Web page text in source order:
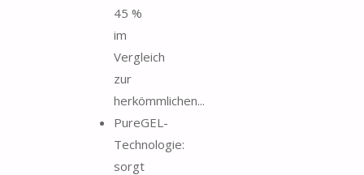
45 %
im
Vergleich
zur
herkömmlichen...
PureGEL-
Technologie:
sorgt